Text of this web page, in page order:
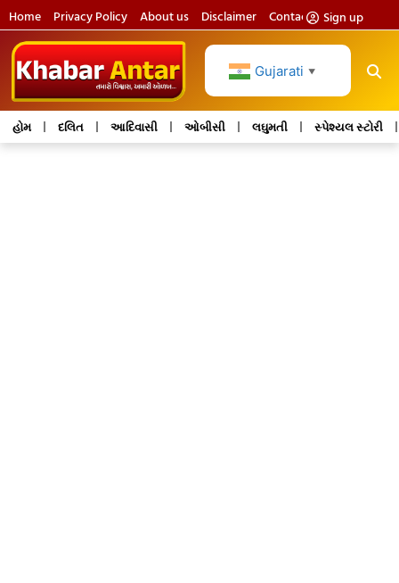
Home Privacy Policy About us Disclaimer Contact usSign up
Gujarati ▼
હોમ દલિત આદિવાસી ઓબીસી લઘુમતી સ્પેશ્યલ સ્ટોરી